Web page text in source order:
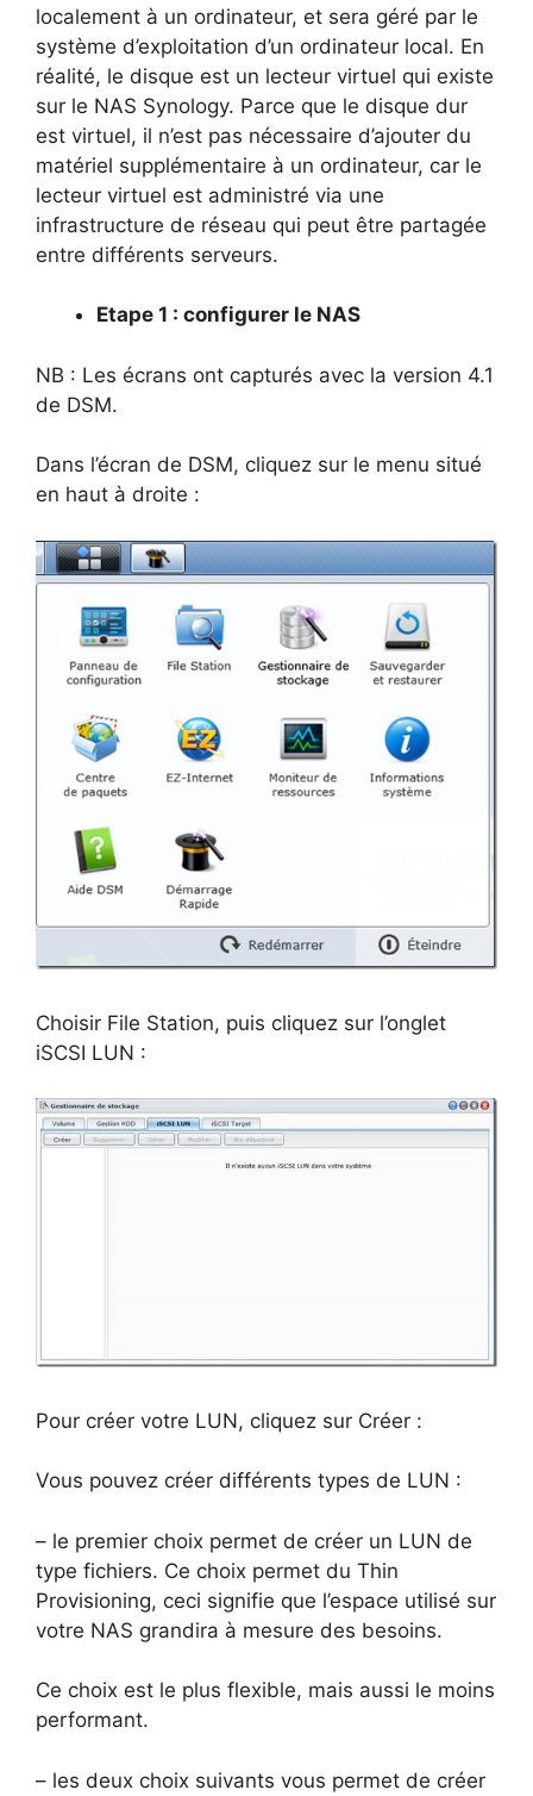
localement à un ordinateur, et sera géré par le
système d’exploitation d’un ordinateur local. En
réalité, le disque est un lecteur virtuel qui existe
sur le NAS Synology. Parce que le disque dur
est virtuel, il n’est pas nécessaire d’ajouter du
matériel supplémentaire à un ordinateur, car le
lecteur virtuel est administré via une
infrastructure de réseau qui peut être partagée
entre différents serveurs.
Etape 1 : configurer le NAS
NB : Les écrans ont capturés avec la version 4.1
de DSM.
Dans l’écran de DSM, cliquez sur le menu situé
en haut à droite :
Choisir File Station, puis cliquez sur l’onglet
iSCSI LUN :
Pour créer votre LUN, cliquez sur Créer :
Vous pouvez créer différents types de LUN :
– le premier choix permet de créer un LUN de
type fichiers. Ce choix permet du Thin
Provisioning, ceci signifie que l’espace utilisé sur
votre NAS grandira à mesure des besoins.
Ce choix est le plus flexible, mais aussi le moins
performant.
– les deux choix suivants vous permet de créer